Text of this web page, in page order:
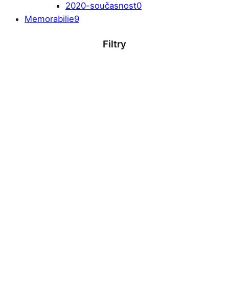
2020-současnost0
Memorabilie9
Filtry